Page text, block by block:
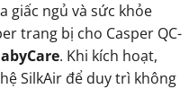
giấc ngủ và sức khỏe
trang bị cho Casper QC-
. Khi kích hoạt,
SilkAir để duy trì không